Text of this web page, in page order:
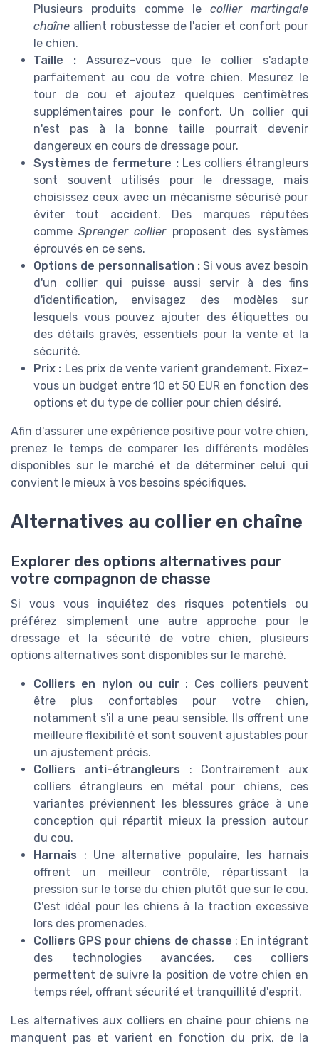
Plusieurs produits comme le collier martingale
chaîne allient robustesse de l'acier et confort pour
le chien.
Taille : Assurez-vous que le collier s'adapte
parfaitement au cou de votre chien. Mesurez le
tour de cou et ajoutez quelques centimètres
supplémentaires pour le confort. Un collier qui
n'est pas à la bonne taille pourrait devenir
dangereux en cours de dressage pour.
Systèmes de fermeture :Les colliers étrangleurs
sont souvent utilisés pour le dressage, mais
choisissez ceux avec un mécanisme sécurisé pour
éviter tout accident. Des marques réputées
commeSprenger collierproposent des systèmes
éprouvés en ce sens.
Options de personnalisation :Si vous avez besoin
d'un collier qui puisse aussi servir à des fins
d'identification, envisagez des modèles sur
lesquels vous pouvez ajouter des étiquettes ou
des détails gravés, essentiels pour la vente et la
sécurité.
Prix : Les prix de vente varient grandement. Fixez-
vous un budget entre 10 et 50 EUR en fonction des
options et du type de collier pour chien désiré.
Afin d'assurer une expérience positive pour votre chien,
prenez le temps de comparer les différents modèles
disponibles sur le marché et de déterminer celui qui
convient le mieux à vos besoins spécifiques.
Alternatives au collier en chaîne
Explorer des options alternatives pour
votre compagnon de chasse
Si vous vous inquiétez des risques potentiels ou
préférez simplement une autre approche pour le
dressage et la sécurité de votre chien, plusieurs
options alternatives sont disponibles sur le marché.
Colliers en nylon ou cuir : Ces colliers peuvent
être plus confortables pour votre chien,
notamment s'il a une peau sensible. Ils offrent une
meilleure flexibilité et sont souvent ajustables pour
un ajustement précis.
Colliers anti-étrangleurs : Contrairement aux
colliers étrangleurs en métal pour chiens, ces
variantes préviennent les blessures grâce à une
conception qui répartit mieux la pression autour
du cou.
Harnais : Une alternative populaire, les harnais
offrent un meilleur contrôle, répartissant la
pression sur le torse du chien plutôt que sur le cou.
C'est idéal pour les chiens à la traction excessive
lors des promenades.
Colliers GPS pour chiens de chasse : En intégrant
des technologies avancées, ces colliers
permettent de suivre la position de votre chien en
temps réel, offrant sécurité et tranquillité d'esprit.
Les alternatives aux colliers en chaîne pour chiens ne
manquent pas et varient en fonction du prix, de la